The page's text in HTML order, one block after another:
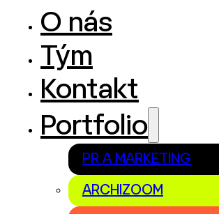
O nás
Tým
Kontakt
Portfolio
PR A MARKETING
ARCHIZOOM